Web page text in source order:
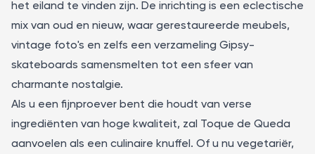
het eiland te vinden zijn. De inrichting is een eclectische
mix van oud en nieuw, waar gerestaureerde meubels,
vintage foto's en zelfs een verzameling Gipsy-
skateboards samensmelten tot een sfeer van
charmante nostalgie.
Als u een fijnproever bent die houdt van verse
ingrediënten van hoge kwaliteit, zal Toque de Queda
aanvoelen als een culinaire knuffel. Of u nu vegetariër,